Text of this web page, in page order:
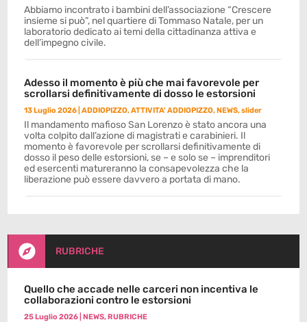
Abbiamo incontrato i bambini dell’associazione “Crescere
insieme si può”, nel quartiere di Tommaso Natale, per un
laboratorio dedicato ai temi della cittadinanza attiva e
dell’impegno civile.
Adesso il momento è più che mai favorevole per
scrollarsi definitivamente di dosso le estorsioni
13 Luglio 2026 |ADDIOPIZZO,ATTIVITA' ADDIOPIZZO,NEWS,slider
Il mandamento mafioso San Lorenzo è stato ancora una
volta colpito dall’azione di magistrati e carabinieri. Il
momento è favorevole per scrollarsi definitivamente di
dosso il peso delle estorsioni, se – e solo se – imprenditori
ed esercenti matureranno la consapevolezza che la
liberazione può essere davvero a portata di mano.
 RUBRICHE
Quello che accade nelle carceri non incentiva le
collaborazioni contro le estorsioni
25 Luglio 2026 |NEWS,RUBRICHE